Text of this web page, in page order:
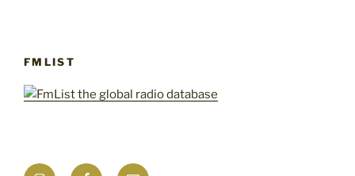
FMLIST
InstagramFacebookMail